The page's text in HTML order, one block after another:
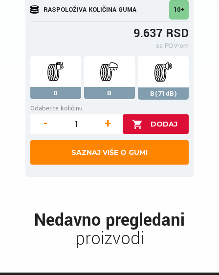
RASPOLOŽIVA KOLIČINA GUMA 10+
9.637 RSD
sa PDV-om
D B
B(71dB)
Odaberite količinu
- +
SAZNAJ VIŠE O GUMI
Nedavno pregledani
proizvodi